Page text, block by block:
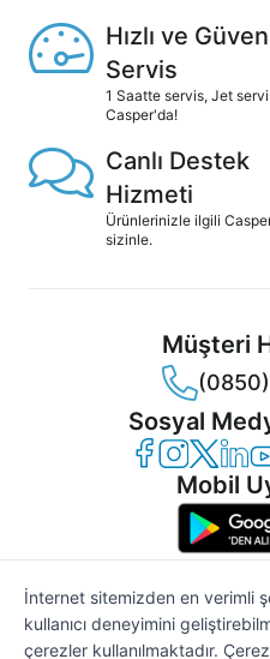
Hızlı ve
Servis
1 Saatte servis, Jet
Casper'da!
Canlı Destek
Hizmeti
Ürünlerinizle ilgili
sizinle.
Müşteri
Sosyal
Casper
CasperCasper
Mobil
© 2021 - 2026 Casper Bilgisayar
İnternet sitemizden en verimli
kullanıcı deneyimini
çerezler kullanılmaktadır.